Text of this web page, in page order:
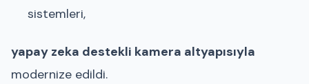
sistemleri,
yapay zeka destekli kamera altyapısıyla
modernize edildi.